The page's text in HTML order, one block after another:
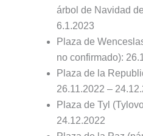
árbol de Navidad
6.1.2023
Plaza de
no confirmado):
Plaza de la
26.11.2022 –
Plaza de Tyl
24.12.2022